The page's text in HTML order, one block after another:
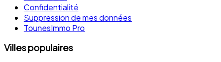
Confidentialité
Suppression de mes données
TounesImmo Pro
Villes populaires